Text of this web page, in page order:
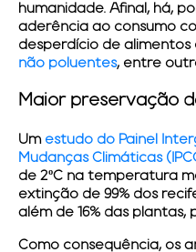
humanidade. Afinal, há,
aderência ao consumo
desperdício de alimentos
não poluentes, entre
Maior preservação
Um estudo do Painel
Mudanças Climáticas
de 2ºC na temperatura
extinção de 99% dos
além de 16% das plantas,
Como consequência, os